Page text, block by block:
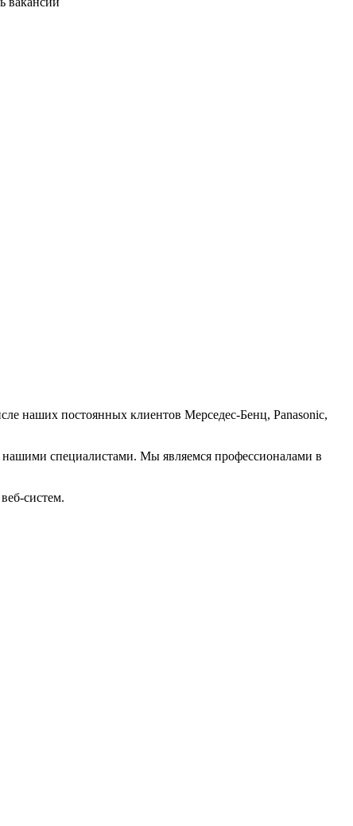
наших постоянных клиентов Мерседес-Бенц, Panasonic,
нашими специалистами. Мы являемся профессионалами в
систем.